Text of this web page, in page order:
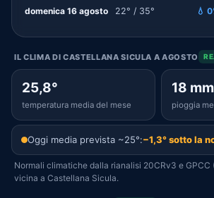
domenica 16 agosto 22° / 35° 💧
IL CLIMA DI CASTELLANA SICULA A AGOSTO
25,8°
temperatura media del mese
18 mm
pioggia
Oggi media prevista ~25°:−1,3° sotto la
Normali climatiche dalla rianalisi 20CRv3 e GPCC
vicina a Castellana Sicula.